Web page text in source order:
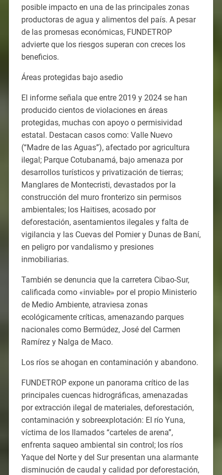
posible impacto en una de las principales zonas
productoras de agua y alimentos del país. A pesar
de las promesas económicas, FUNDETROP
advierte que los riesgos superan con creces los
beneficios.
Áreas protegidas bajo asedio
El informe señala que entre 2019 y 2024 se han
producido cientos de violaciones en áreas
protegidas, muchas con apoyo o permisividad
estatal. Destacan casos como: Valle Nuevo
(“Madre de las Aguas”), afectado por agricultura
ilegal; Parque Cotubanamá, bajo amenaza por
desarrollos turísticos y privatización de tierras;
Manglares de Montecristi, devastados por la
construcción del muro fronterizo sin permisos
ambientales; los Haitises, acosado por
deforestación, asentamientos ilegales y falta de
vigilancia y las Cuevas del Pomier y Dunas de Baní,
en peligro por vandalismo y presiones
inmobiliarias.
También se denuncia que la carretera Cibao-Sur,
calificada como «inviable» por el propio Ministerio
de Medio Ambiente, atraviesa zonas
ecológicamente críticas, amenazando parques
nacionales como Bermúdez, José del Carmen
Ramírez y Nalga de Maco.
Los ríos se ahogan en contaminación y abandono.
FUNDETROP expone un panorama crítico de las
principales cuencas hidrográficas, amenazadas
por extracción ilegal de materiales, deforestación,
contaminación y sobreexplotación: El río Yuna,
víctima de los llamados “carteles de arena”,
enfrenta saqueo ambiental sin control; los ríos
Yaque del Norte y del Sur presentan una alarmante
disminución de caudal y calidad por deforestación,